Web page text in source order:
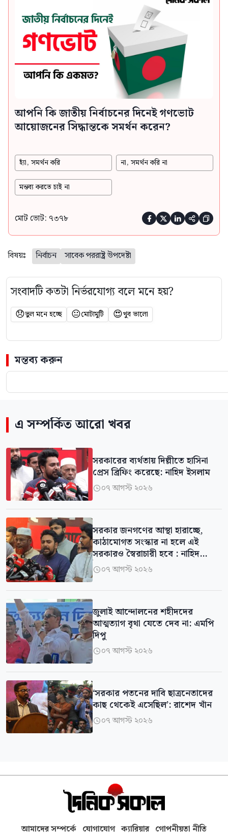
আপনি কি জাতীয় নির্বাচনের দিনেই গণভোট
আয়োজনের সিদ্ধান্তকে সমর্থন করেন?
হ্যাঁ, সমর্থন করি না, সমর্থন করি না
মন্তব্য করতে চাই না
মোট ভোট: ৭৩৭৮     
বিষয়ঃ নির্বাচন সাবেক পররাষ্ট্র উপদেষ্টা
সংবাদটি কতটা নির্ভরযোগ্য বলে মনে হয়?
😞ভুল মনে হচ্ছে 😐মোটামুটি 😍খুব ভালো
মন্তব্য করুন
এ সম্পর্কিত আরো খবর
সরকারের ব্যর্থতায় দিল্লীতে হাসিনা
প্রেস ব্রিফিং করেছে: নাহিদ ইসলাম
০৭ আগস্ট ২০২৬
সরকার জনগণের আস্থা হারাচ্ছে,
কাঠামোগত সংস্কার না হলে এই
সরকারও স্বৈরাচারী হবে : নাহিদ
ইসলাম
০৭ আগস্ট ২০২৬
জুলাই আন্দোলনের শহীদদের
আত্মত্যাগ বৃথা যেতে দেব না: এমপি
দিপু
০৭ আগস্ট ২০২৬
‘সরকার পতনের দাবি ছাত্রনেতাদের
কাছ থেকেই এসেছিল’: রাশেদ খাঁন
০৭ আগস্ট ২০২৬
আমাদের সম্পর্কে যোগাযোগ ক্যারিয়ার গোপনীয়তা নীতি